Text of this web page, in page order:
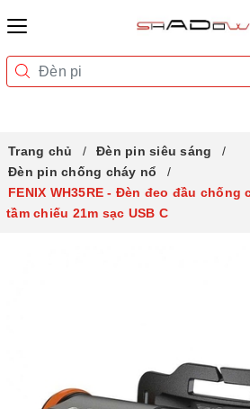
Trang chủ
Đèn pin siêu sáng
Đèn pin chống cháy nổ
FENIX WH35RE - Đèn đeo đầu chống
tầm chiếu 21m sạc USB C